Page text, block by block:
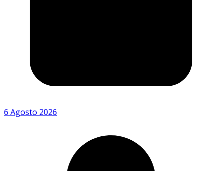
6 Agosto 2026